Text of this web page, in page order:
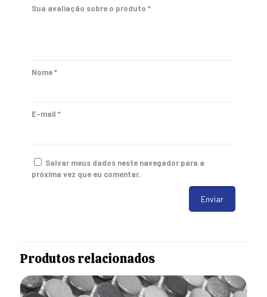
Sua avaliação sobre o produto *
Nome*
E-mail *
Salvar meus dados neste navegador para a
próxima vez que eu comentar.
Produtos relacionados